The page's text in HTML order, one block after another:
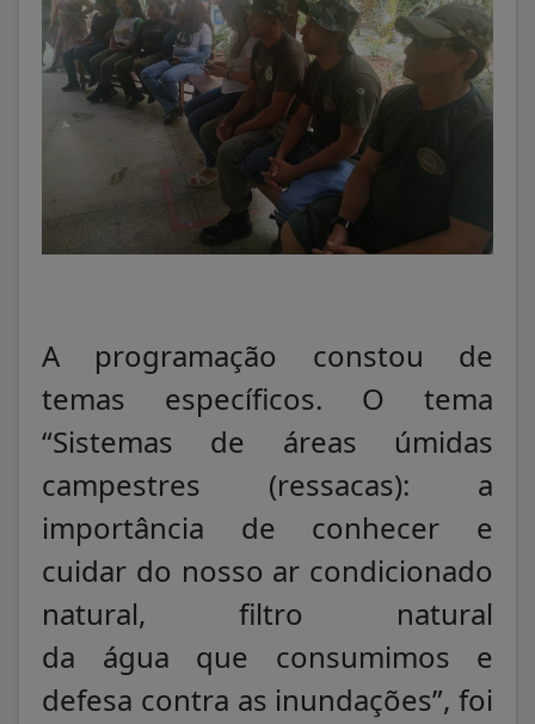
A programação constou de
temas específicos. O tema
“Sistemas de áreas úmidas
campestres (ressacas): a
importância de conhecer e
cuidar do nosso ar condicionado
natural, filtro natural
da água que consumimos e
defesa contra as inundações”, foi